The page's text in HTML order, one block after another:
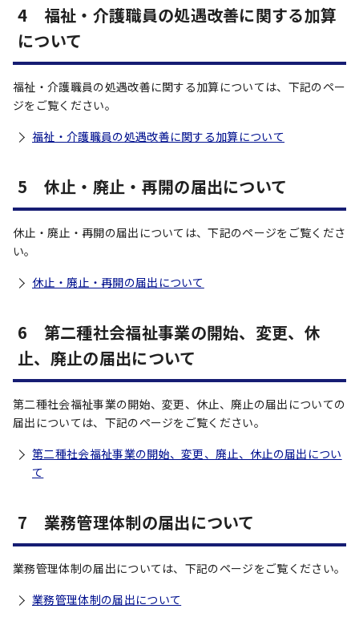
4 福祉・介護職員の処遇改善に関する加算
について
福祉・介護職員の処遇改善に関する加算については、下記のペー
ジをご覧ください。
福祉・介護職員の処遇改善に関する加算について
5 休止・廃止・再開の届出について
休止・廃止・再開の届出については、下記のページをご覧くださ
い。
休止・廃止・再開の届出について
6 第二種社会福祉事業の開始、変更、休
止、廃止の届出について
第二種社会福祉事業の開始、変更、休止、廃止の届出についての
届出については、下記のページをご覧ください。
第二種社会福祉事業の開始、変更、廃止、休止の届出につい
て
7 業務管理体制の届出について
業務管理体制の届出については、下記のページをご覧ください。
業務管理体制の届出について